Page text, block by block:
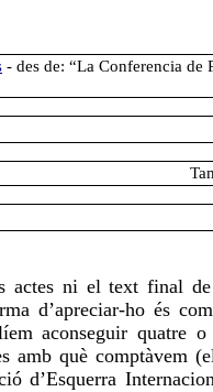
- des de: “La Conferencia de
ni el text final
d’apreciar-ho és
aconseguir
amb què comptàvem(el
d’Esquerra